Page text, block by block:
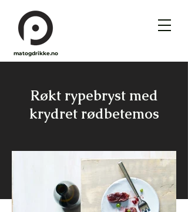
matogdrikke.no
Røkt rypebryst med
krydret rødbetemos